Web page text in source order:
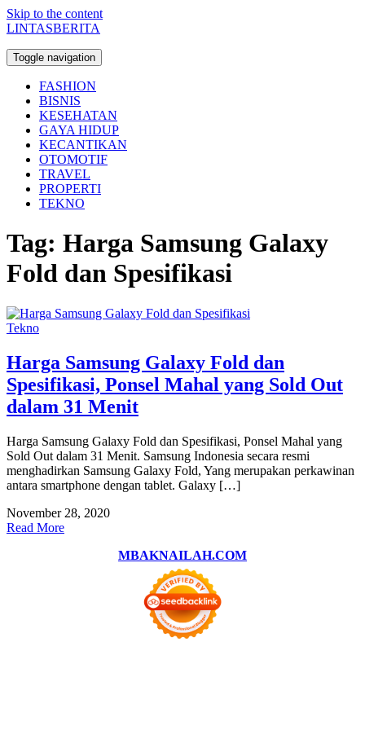
Skip to the content
LINTASBERITA
Toggle navigation
FASHION
BISNIS
KESEHATAN
GAYA HIDUP
KECANTIKAN
OTOMOTIF
TRAVEL
PROPERTI
TEKNO
Tag: Harga Samsung Galaxy
Fold dan Spesifikasi
Tekno
Harga Samsung Galaxy Fold dan
Spesifikasi, Ponsel Mahal yang Sold Out
dalam 31 Menit
Harga Samsung Galaxy Fold dan Spesifikasi, Ponsel Mahal yang
Sold Out dalam 31 Menit. Samsung Indonesia secara resmi
menghadirkan Samsung Galaxy Fold, Yang merupakan perkawinan
antara smartphone dengan tablet. Galaxy […]
November 28, 2020
Read More
MBAKNAILAH.COM